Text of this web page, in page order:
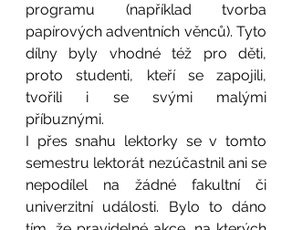
programu (například tvorba
papírových adventních věnců). Tyto
dílny byly vhodné též pro děti,
proto studenti, kteří se zapojili,
tvořili i se svými malými
příbuznými.
I přes snahu lektorky se v tomto
semestru lektorát nezúčastnil ani se
nepodílel na žádné fakultní či
univerzitní události. Bylo to dáno